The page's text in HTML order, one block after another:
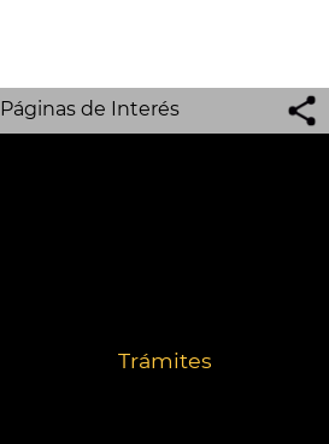
Páginas de Interés
Trámites